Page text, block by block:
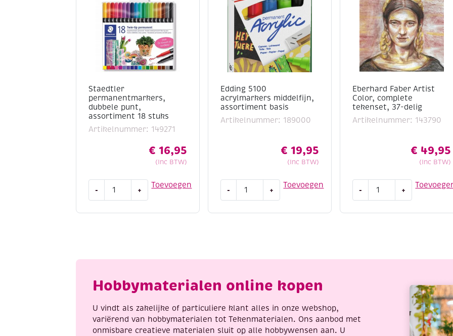
Staedtler
permanentmarkers,
dubbele punt,
assortiment 18 stuks
Artikelnummer: 149271
€ 16,95
(Inc BTW)
Toevoegen
-
permanentmarkers,
aantal
+
Edding 5100
acrylmarkers middelfijn,
assortiment basis
Artikelnummer: 189000
€ 19,95
(Inc BTW)
Toevoegen
- +
Eberhard Faber Artist
Color, complete
tekenset, 37-delig
Artikelnummer: 143790
€ 49,95
(Inc BTW)
-
delig
+
Hobbymaterialen online kopen
U vindt als zakelijke of particuliere klant alles in onze webshop,
variërend van hobbymaterialen tot Tekenmaterialen. Ons aanbod met
onmisbare creatieve materialen sluit op alle hobbywensen aan. U